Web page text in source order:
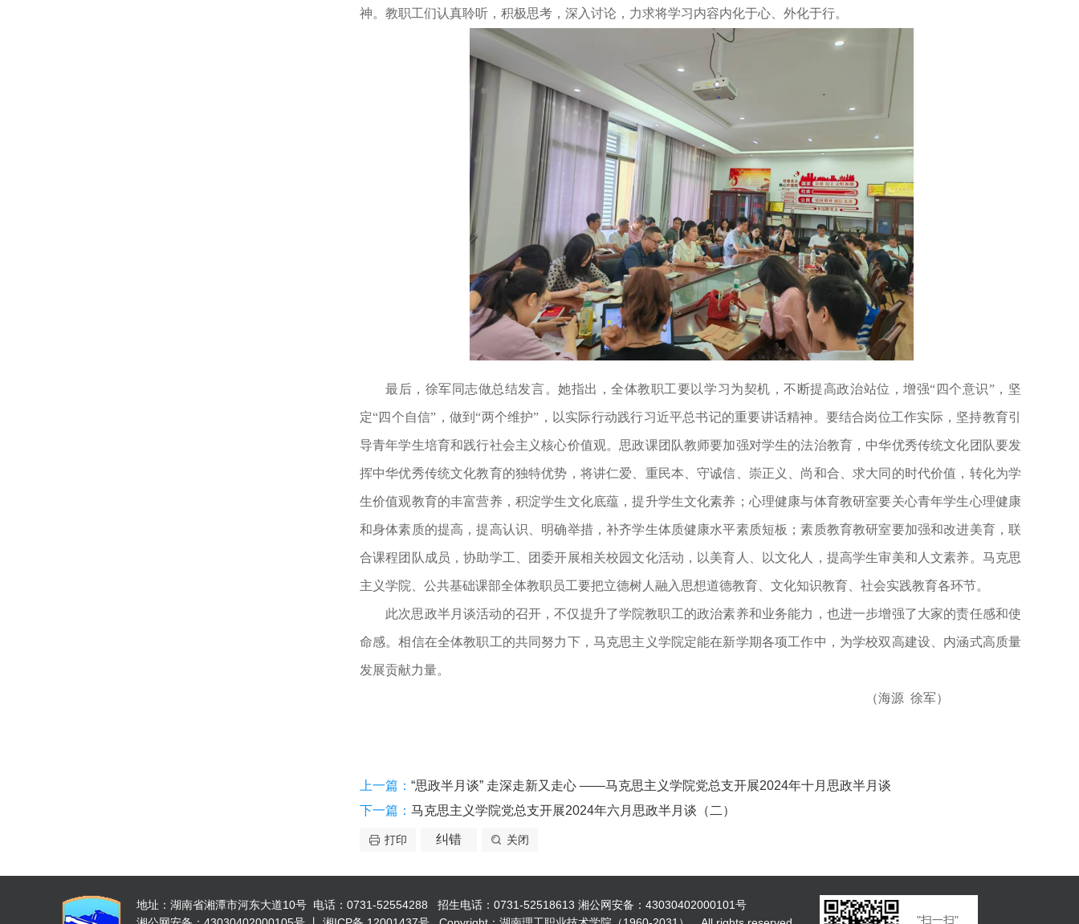
神。教职工们认真聆听，积极思考，深入讨论，力求将学习内容内化于心、外化于行。
最后，徐军同志做总结发言。她指出，全体教职工要以学习为契机，不断提高政治站位，增强“四个意识”，坚
定“四个自信”，做到“两个维护”，以实际行动践行习近平总书记的重要讲话精神。要结合岗位工作实际，坚持教育引
导青年学生培育和践行社会主义核心价值观。思政课团队教师要加强对学生的法治教育，中华优秀传统文化团队要发
挥中华优秀传统文化教育的独特优势，将讲仁爱、重民本、守诚信、崇正义、尚和合、求大同的时代价值，转化为学
生价值观教育的丰富营养，积淀学生文化底蕴，提升学生文化素养；心理健康与体育教研室要关心青年学生心理健康
和身体素质的提高，提高认识、明确举措，补齐学生体质健康水平素质短板；素质教育教研室要加强和改进美育，联
合课程团队成员，协助学工、团委开展相关校园文化活动，以美育人、以文化人，提高学生审美和人文素养。马克思
主义学院、公共基础课部全体教职员工要把立德树人融入思想道德教育、文化知识教育、社会实践教育各环节。
此次思政半月谈活动的召开，不仅提升了学院教职工的政治素养和业务能力，也进一步增强了大家的责任感和使
命感。相信在全体教职工的共同努力下，马克思主义学院定能在新学期各项工作中，为学校双高建设、内涵式高质量
发展贡献力量。
（海源 徐军）
上一篇： “思政半月谈” 走深走新又走心 ——马克思主义学院党总支开展2024年十月思政半月谈
下一篇： 马克思主义学院党总支开展2024年六月思政半月谈（二）
打印 纠错 关闭
地址：湖南省湘潭市河东大道10号 电话：0731-52554288 招生电话：0731-52518613 湘公网安备：43030402000101号
"扫一扫"